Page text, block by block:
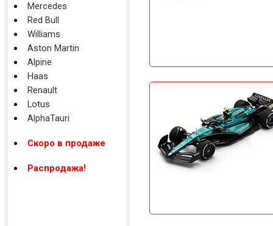
Mercedes
Red Bull
Williams
Aston Martin
Alpine
Haas
Renault
Lotus
AlphaTauri
Скоро в продаже
Распродажа!